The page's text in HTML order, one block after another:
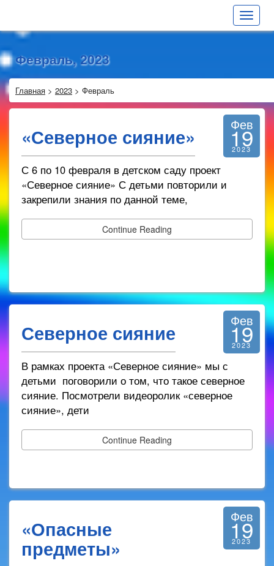
Toggle
Февраль, 2023
Главная > 2023 > Февраль
«Северное сияние» Фев
19
2023
С 6 по 10 февраля в детском саду проект
«Северное сияние» С детьми повторили и
закрепили знания по данной теме,
Continue Reading
Северное сияние Фев
19
2023
В рамках проекта «Северное сияние» мы с
детьми поговорили о том, что такое северное
сияние. Посмотрели видеоролик «северное
сияние», дети
Continue Reading
«Опасные
предметы»
Фев
19
2023